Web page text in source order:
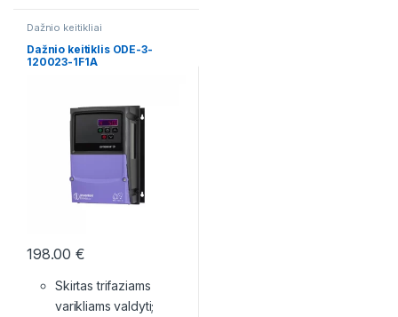
Dažnio keitikliai
Dažnio keitiklis ODE-3-
120023-1F1A
198.00€
Skirtas trifaziams
varikliams valdyti;